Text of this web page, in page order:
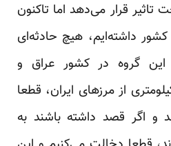
تاثیر قرار می‌دهد اما تاکنون
داشته‌ایم، هیچ حادثه‌ای
گروه در کشور عراق و
با فاصله ۵۰ کیلومتری از مرزهای ایران، قطعا
و اگر قصد داشته باشند به